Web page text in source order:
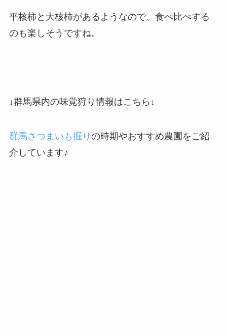
平核柿と大核柿があるようなので、食べ比べする
のも楽しそうですね。
↓群馬県内の味覚狩り情報はこちら↓
群馬さつまいも掘り の時期やおすすめ農園をご紹
介しています♪